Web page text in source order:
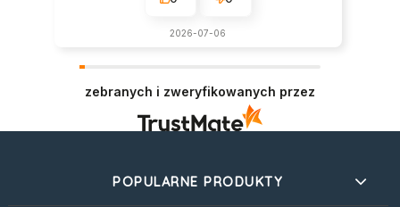
2026-07-06
zebranych i zweryfikowanych przez
POPULARNE PRODUKTY